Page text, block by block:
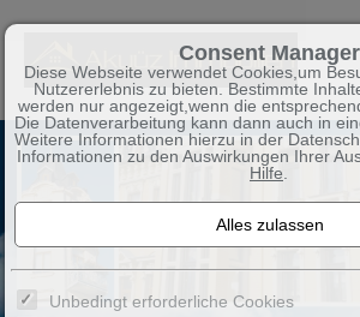
Consent Manager
Diese Webseite verwendet Cookies,um
Nutzererlebnis zu bieten. Bestimmte
werden nur angezeigt,wenn die
Die Datenverarbeitung kann dann auch in
Weitere Informationen hierzu in der
Informationen zu den Auswirkungen Ihrer
Hilfe
Unbedingt erforderliche Cookies